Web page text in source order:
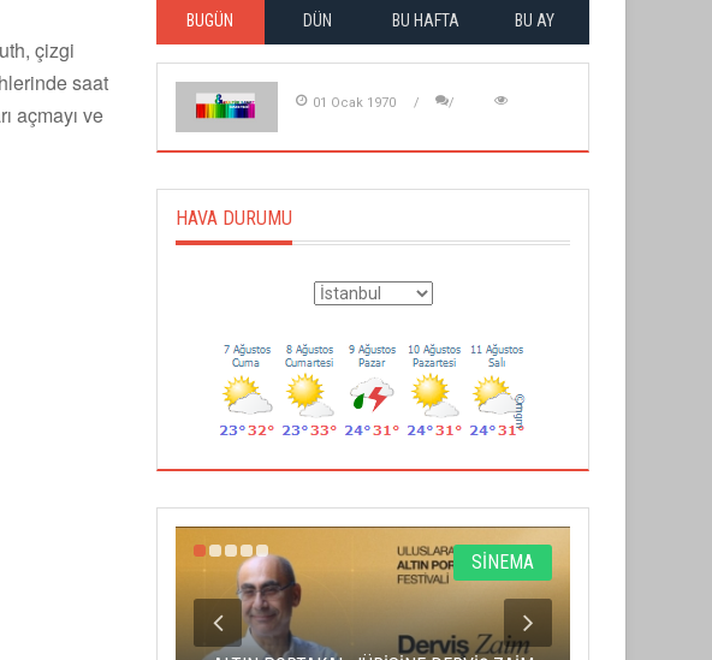
çizgi
saat
açmayı ve
BUGÜN DÜN BU HAFTA BU AY
01 Ocak 1970
HAVA DURUMU
SİNEMA